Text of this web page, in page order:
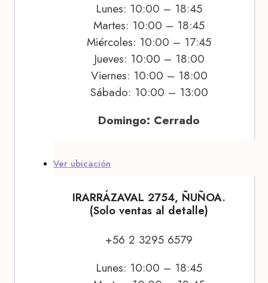
Lunes: 10:00 – 18:45
Martes: 10:00 – 18:45
Miércoles: 10:00 – 17:45
Jueves: 10:00 – 18:00
Viernes: 10:00 – 18:00
Sábado: 10:00 – 13:00
Domingo: Cerrado
Ver ubicación
IRARRÁZAVAL 2754, ÑUÑOA.
(Solo ventas al detalle)
+56 2 3295 6579
Lunes: 10:00 – 18:45